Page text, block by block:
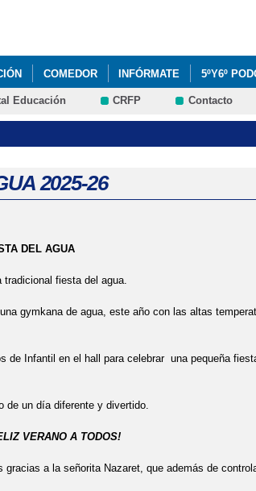
COMEDOR INFÓRMATE 5ºY6º
Educación CRFP Contacto
2025-26
AGUA
fiesta del agua.
gymkana de agua, este año con las altas
de Infantil en el hall para celebrar una pequeña
de un día diferente y divertido.
TODOS!
a la señorita Nazaret, que además de